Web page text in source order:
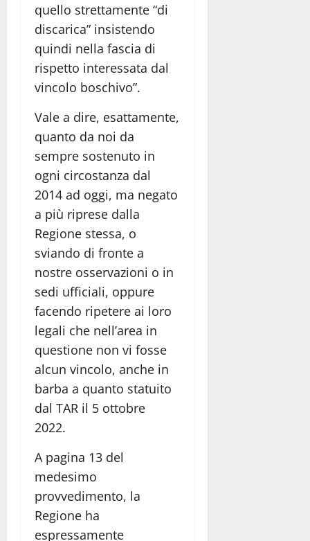
quello strettamente “di
discarica” insistendo
quindi nella fascia di
rispetto interessata dal
vincolo boschivo”.
Vale a dire, esattamente,
quanto da noi da
sempre sostenuto in
ogni circostanza dal
2014 ad oggi, ma negato
a più riprese dalla
Regione stessa, o
sviando di fronte a
nostre osservazioni o in
sedi ufficiali, oppure
facendo ripetere ai loro
legali che nell’area in
questione non vi fosse
alcun vincolo, anche in
barba a quanto statuito
dal TAR il 5 ottobre
2022.
A pagina 13 del
medesimo
provvedimento, la
Regione ha
espressamente